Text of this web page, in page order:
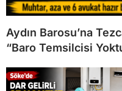
Aydın Barosu’na
“Baro Temsilcisi